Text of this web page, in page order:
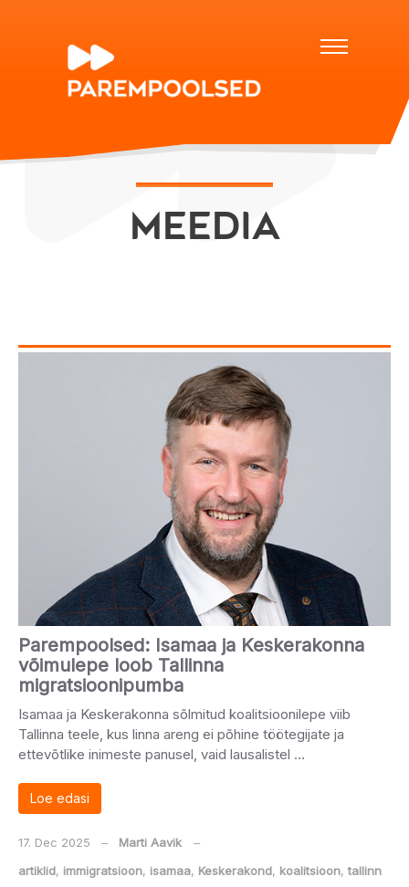
Meedia
Parempoolsed: Isamaa ja Keskerakonna
võimulepe loob Tallinna
migratsioonipumba
Isamaa ja Keskerakonna sõlmitud koalitsioonilepe viib
Tallinna teele, kus linna areng ei põhine töötegijate ja
ettevõtlike inimeste panusel, vaid lausalistel …
Loe edasi
17. Dec 2025 ‒ Marti Aavik
‒
artiklid, immigratsioon, isamaa, Keskerakond, koalitsioon, tallinn